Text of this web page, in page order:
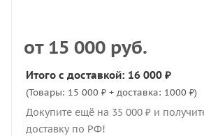
от 15 000 руб.
Итого с доставкой: 16 000 ₽
(Товары: 15 000 ₽ + доставка: 1000 ₽)
Докупите ещё на 35 000 ₽ и
доставку по РФ!